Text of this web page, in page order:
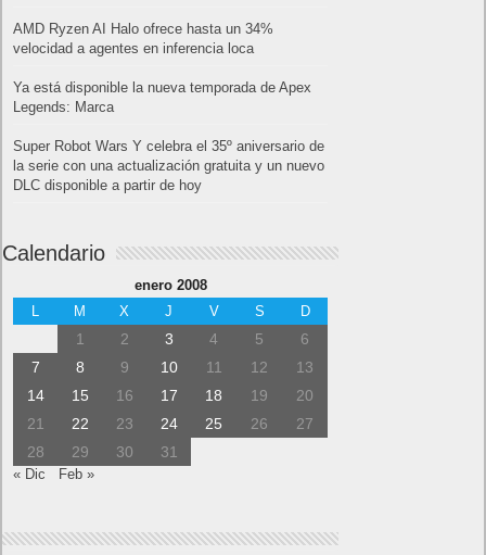
AMD Ryzen AI Halo ofrece hasta un 34%
velocidad a agentes en inferencia loca
Ya está disponible la nueva temporada de Apex
Legends: Marca
Super Robot Wars Y celebra el 35º aniversario de
la serie con una actualización gratuita y un nuevo
DLC disponible a partir de hoy
Calendario
enero 2008
L
M X J V S D
1 2 3 4 5
6
7
8 9 10 11 12
13
14
15 16 17 18 19
20
21
22 23 24 25 26
27
28
29 30 31
« Dic Feb »